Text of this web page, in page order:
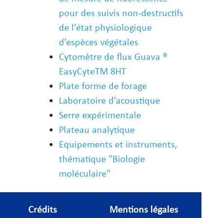
pour des suivis non-destructifs
de l’état physiologique
d’espèces végétales
Cytomètre de flux Guava ®
EasyCyteTM 8HT
Plate forme de forage
Laboratoire d’acoustique
Serre expérimentale
Plateau analytique
Equipements et instruments,
thématique "Biologie
moléculaire"
Crédits Mentions légales